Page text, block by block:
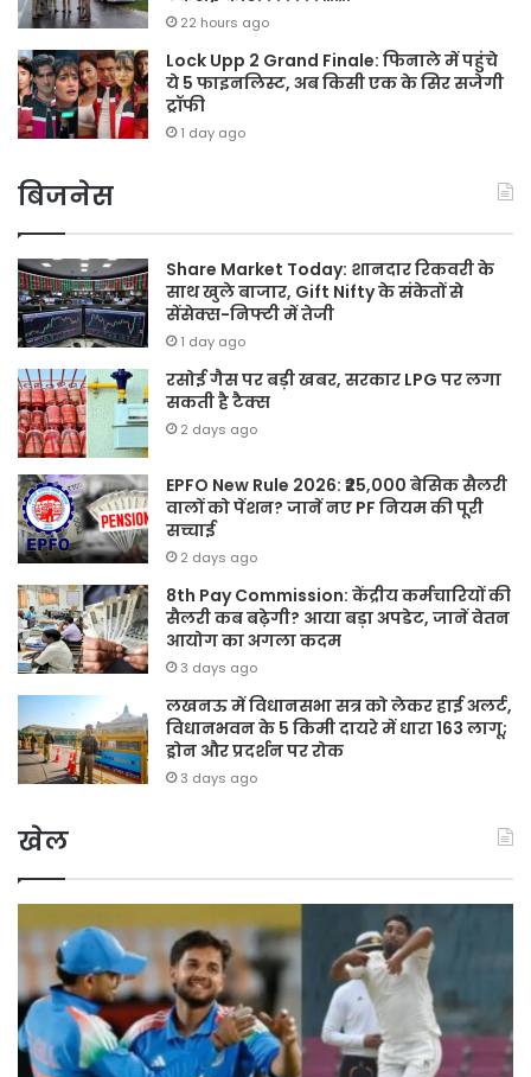
22 hours ago
Lock Upp 2 Grand Finale: फिनाले में पहुंचे
ये 5 फाइनलिस्ट, अब किसी एक के सिर सजेगी
ट्रॉफी
1 day ago
बिजनेस
Share Market Today: शानदार रिकवरी के
साथ खुले बाजार, Gift Nifty के संकेतों से
सेंसेक्स-निफ्टी में तेजी
1 day ago
रसोई गैस पर बड़ी खबर, सरकार LPG पर लगा
सकती है टैक्स
2 days ago
EPFO New Rule 2026: ₹25,000 बेसिक सैलरी
वालों को पेंशन? जानें नए PF नियम की पूरी
सच्चाई
2 days ago
8th Pay Commission: केंद्रीय कर्मचारियों की
सैलरी कब बढ़ेगी? आया बड़ा अपडेट, जानें वेतन
आयोग का अगला कदम
3 days ago
लखनऊ में विधानसभा सत्र को लेकर हाई अलर्ट,
विधानभवन के 5 किमी दायरे में धारा 163 लागू;
ड्रोन और प्रदर्शन पर रोक
3 days ago
खेल